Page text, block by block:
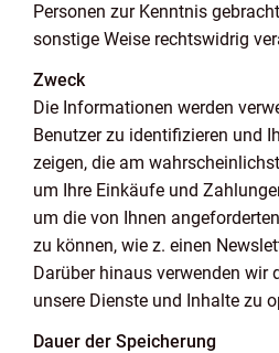
Personen zur Kenntnis
sonstige Weise rechtswidrig
Zweck
Die Informationen werden
Benutzer zu identifizieren und
zeigen, die am
um Ihre Einkäufe und
um die von Ihnen
zu können, wie z. einen
Darüber hinaus verwenden wir
unsere Dienste und Inhalte zu
Dauer der Speicherung